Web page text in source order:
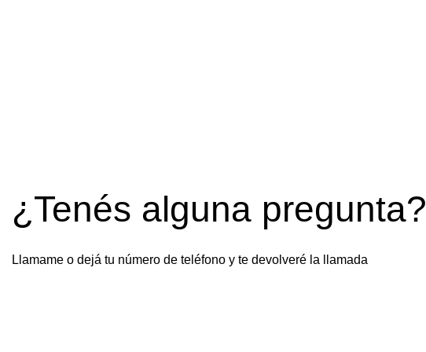
¿Tenés alguna pregunta?
Llamame o dejá tu número de teléfono y te devolveré la llamada